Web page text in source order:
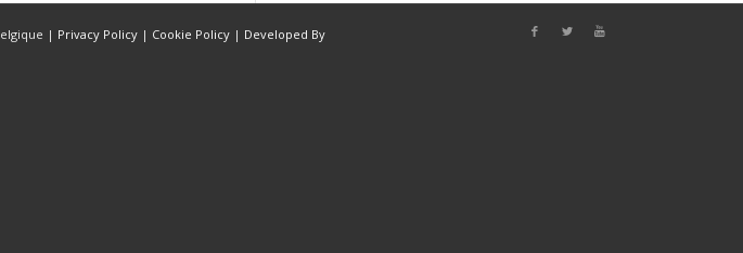
| Privacy Policy | Cookie Policy | Developed By